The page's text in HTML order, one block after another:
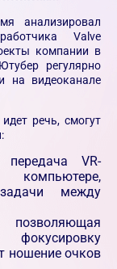
анализировал
Valve
компании в
регулярно
на видеоканале
речь, смогут
передача VR-
между
фокусировку
ношение очков